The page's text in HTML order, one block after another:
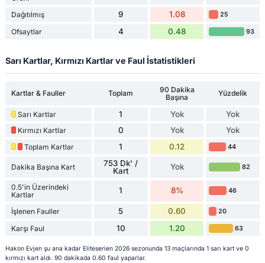
Dağıtılmış 9 1.08 25
Ofsaytlar 4 0.48 93
Sarı Kartlar, Kırmızı Kartlar ve Faul İstatistikleri
Kartlar & Fauller Toplam
90 Dakika
Başına
Yüzdelik
Sarı Kartlar 1 Yok Yok
Kırmızı Kartlar 0 Yok Yok
Toplam Kartlar 1 0.12 44
Dakika Başına Kart
753 Dk' /
Kart
Yok 82
0.5'in Üzerindeki
Kartlar
1 8% 46
İşlenen Fauller 5 0.60 20
Karşı Faul 10 1.20 63
Hakon Evjen şu ana kadar Eliteserien 2026 sezonunda 13 maçlarında 1 sarı kart ve 0
kırmızı kart aldı. 90 dakikada 0.60 faul yaparlar.